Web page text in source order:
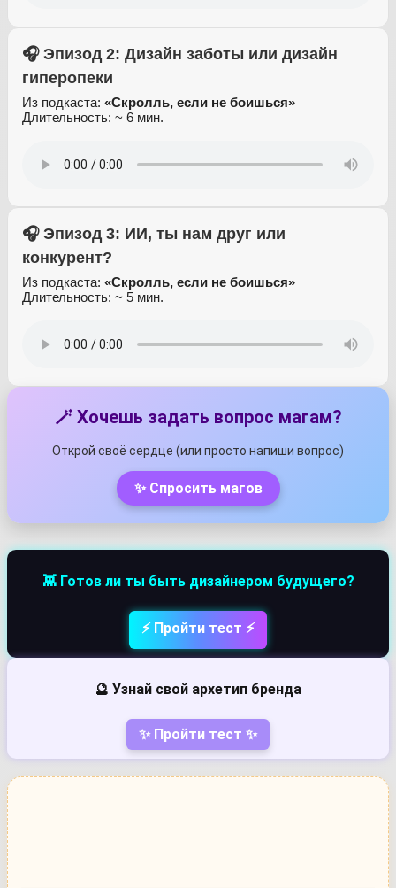
🎧 Эпизод 2: Дизайн заботы или дизайн
гиперопеки
Из подкаста: «Скролль, если не боишься»
Длительность: ~ 6 мин.
🎧 Эпизод 3: ИИ, ты нам друг или
конкурент?
Из подкаста: «Скролль, если не боишься»
Длительность: ~ 5 мин.
🪄 Хочешь задать вопрос магам?
Открой своё сердце (или просто напиши вопрос)
✨ Спросить магов
👾 Готов ли ты быть дизайнером будущего?
⚡ Пройти тест ⚡
🔮 Узнай свой архетип бренда
✨ Пройти тест ✨